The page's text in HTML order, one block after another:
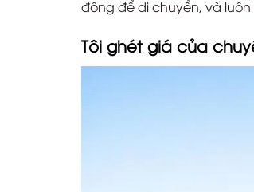
đông để di chuyển, và
Tôi ghét giá của